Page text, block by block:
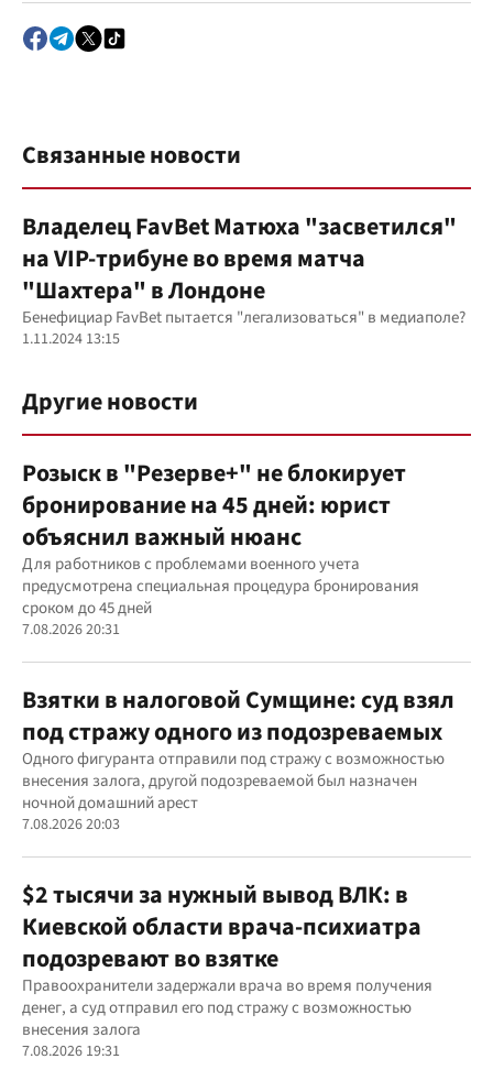
Связанные новости
Владелец FavBet Матюха "засветился"
на VIP-трибуне во время матча
"Шахтера" в Лондоне
Бенефициар FavBet пытается "легализоваться" в медиаполе?
1.11.2024 13:15
Другие новости
Розыск в "Резерве+" не блокирует
бронирование на 45 дней: юрист
объяснил важный нюанс
Для работников с проблемами военного учета
предусмотрена специальная процедура бронирования
сроком до 45 дней
7.08.2026 20:31
Взятки в налоговой Сумщине: суд взял
под стражу одного из подозреваемых
Одного фигуранта отправили под стражу с возможностью
внесения залога, другой подозреваемой был назначен
ночной домашний арест
7.08.2026 20:03
$2 тысячи за нужный вывод ВЛК: в
Киевской области врача-психиатра
подозревают во взятке
Правоохранители задержали врача во время получения
денег, а суд отправил его под стражу с возможностью
внесения залога
7.08.2026 19:31